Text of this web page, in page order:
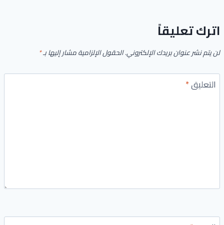
اترك تعليقاً
لن يتم نشر عنوان بريدك الإلكتروني.الحقول الإلزامية مشار إليها بـ*
التعليق*